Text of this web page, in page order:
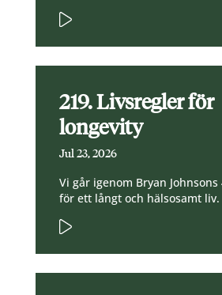
219. Livsregler för
longevity
Jul 23, 2026
Vi går igenom Bryan
för ett långt och hälsosamt liv.